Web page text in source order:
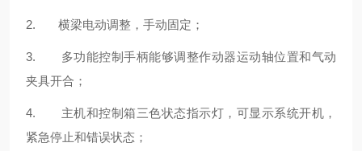
2. 横梁电动调整，手动固定；
3. 多功能控制手柄能够调整作动器运动轴位置和气动
夹具开合；
4. 主机和控制箱三色状态指示灯，可显示系统开机，
紧急停止和错误状态；